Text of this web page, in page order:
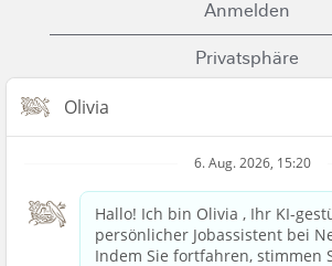
Anmelden
Privatsphäre
Nutzungsbedingungen
Nestle.com